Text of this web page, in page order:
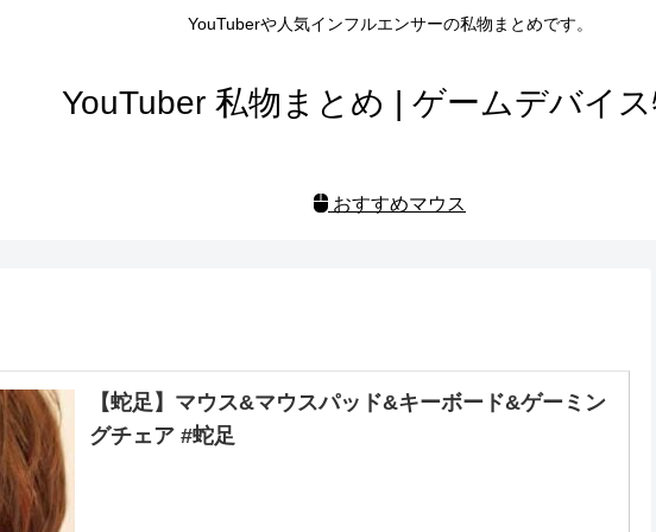
YouTuberや人気インフルエンサーの私物まとめです。
YouTuber 私物まとめ | ゲームデバイ
おすすめマウス
【蛇足】マウス&マウスパッド&キーボード&ゲーミン
グチェア #蛇足